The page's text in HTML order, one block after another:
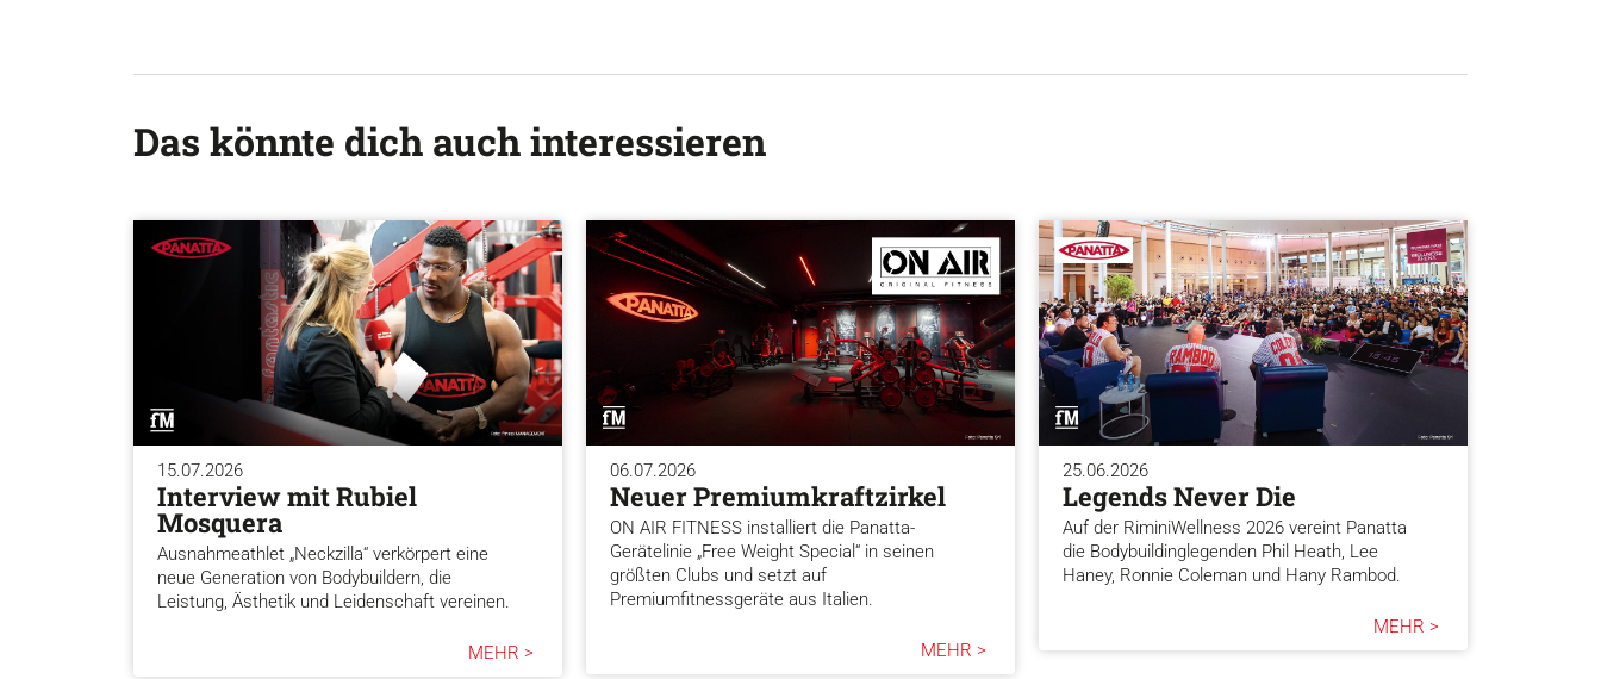
Das könnte dich auch interessieren
15.07.2026
Interview mit Rubiel
Mosquera
Ausnahmeathlet „Neckzilla“ verkörpert eine
neue Generation von Bodybuildern, die
Leistung, Ästhetik und Leidenschaft vereinen.
MEHR >
06.07.2026
Neuer Premiumkraftzirkel
ON AIR FITNESS installiert die Panatta-
Gerätelinie „Free Weight Special“ in seinen
größten Clubs und setzt auf
Premiumfitnessgeräte aus Italien.
MEHR >
25.06.2026
Legends Never Die
Auf der RiminiWellness 2026 vereint Panatta
die Bodybuildinglegenden Phil Heath, Lee
Haney, Ronnie Coleman und Hany Rambod.
MEHR >